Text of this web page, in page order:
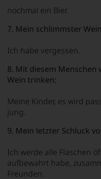
nochmal ein Bier.
7. Mein schlimmster
Ich habe vergessen.
8. Mit diesem
Wein trinken:
Meine Kinder, es wird
jung.
9. Mein letzter Schluck
Ich werde alle Flaschen
aufbewahrt habe,
Freunden.